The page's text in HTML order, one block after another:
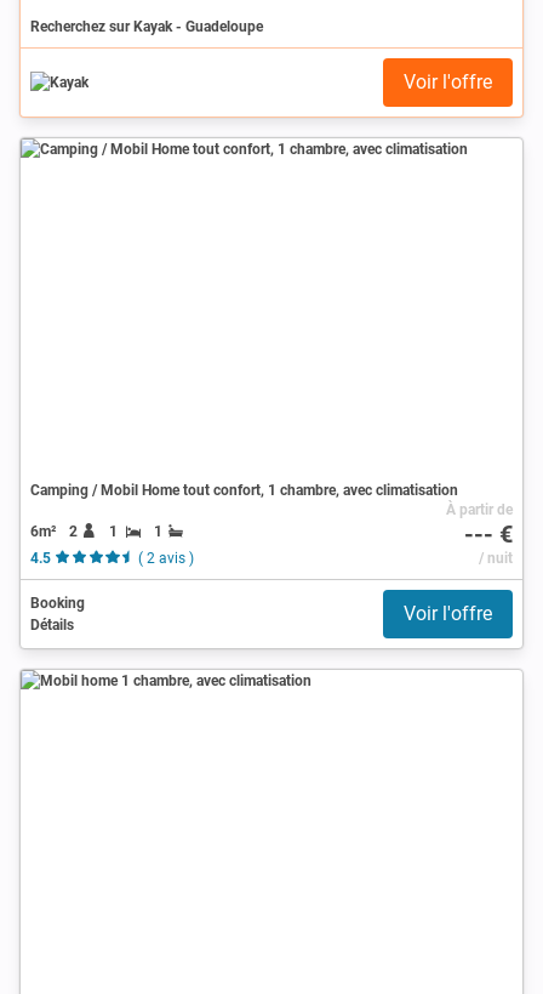
Recherchez sur Kayak - Guadeloupe
Voir l'offre
Camping / Mobil Home tout confort, 1 chambre, avec climatisation
6m² 2 1
1
4.5
( 2 avis )
À partir de
--- €
/ nuit
Booking
Détails
Voir l'offre